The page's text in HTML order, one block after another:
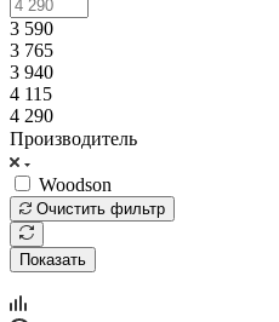
3 590
3 765
3 940
4 115
4 290
Производитель
Woodson
Очистить фильтр
Показать